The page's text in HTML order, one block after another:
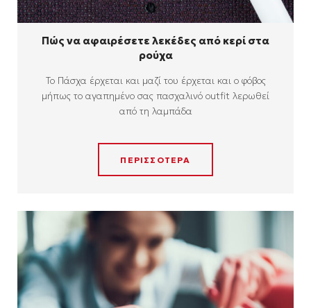
Πώς να αφαιρέσετε λεκέδες από κερί στα
ρούχα
Το Πάσχα έρχεται και μαζί του έρχεται και ο φόβος
μήπως το αγαπημένο σας πασχαλινό outfit λερωθεί
από τη λαμπάδα
ΠΕΡΙΣΣΟΤΕΡΑ